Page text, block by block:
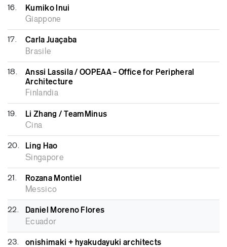
16. Kumiko Inui
Giappone
17. Carla Juaçaba
Brasile
18.
Anssi Lassila / OOPEAA – Office for Peripheral
Architecture
Finlandia
19. Li Zhang / TeamMinus
Cina
20. Ling Hao
Singapore
21. Rozana Montiel
Messico
22. Daniel Moreno Flores
Ecuador
23. onishimaki + hyakudayuki architects